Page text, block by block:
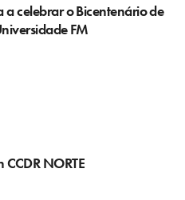
celebrar o Bicentenário de
FM
NORTE